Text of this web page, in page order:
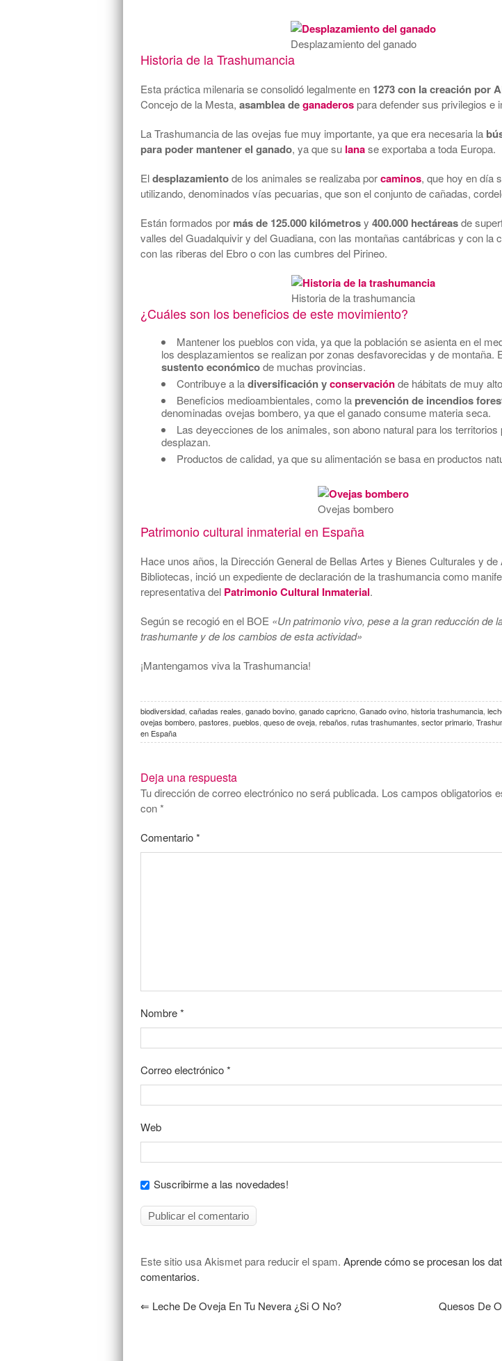
Desplazamiento del ganado
Historia de la Trashumancia
Esta práctica milenaria se consolidó legalmente en 1273 con la creación por
Concejo de la Mesta, asamblea deganaderospara defender sus privilegios e
La Trashumancia de las ovejas fue muy importante, ya que era necesaria la
para poder mantener el ganado, ya que su lanase exportaba a toda Europa.
Eldesplazamientode los animales se realizaba porcaminos, que hoy en día
utilizando, denominados vías pecuarias, que son el conjunto de cañadas,
Están formados por más de 125.000 kilómetrosy 400.000 hectáreasde
valles del Guadalquivir y del Guadiana, con las montañas cantábricas y con la
con las riberas del Ebro o con las cumbres del Pirineo.
Historia de la trashumancia
¿Cuáles son los beneficios de este movimiento?
Mantener los pueblos con vida, ya que la población se asienta en el
los desplazamientos se realizan por zonas desfavorecidas y de montaña.
sustento económicode muchas provincias.
Contribuye a ladiversificación yconservaciónde hábitats de muy
Beneficios medioambientales, como la prevención de incendios
denominadas ovejas bombero, ya que el ganado consume materia seca.
Las deyecciones de los animales, son abono natural para los territorios
desplazan.
Productos de calidad, ya que su alimentación se basa en productos
Ovejas bombero
Patrimonio cultural inmaterial en España
Hace unos años, la Dirección General de Bellas Artes y Bienes Culturales y de
Bibliotecas, inció un expediente de declaración de la trashumancia como
representativa del Patrimonio Cultural Inmaterial.
Según se recogió en el BOE «Un patrimonio vivo, pese a la gran reducción de
trashumante y de los cambios de esta actividad»
¡Mantengamos viva la Trashumancia!
biodiversidad cañadas reales ganado bovino ganado capricno Ganado ovino historia trashumancia
ovejas bombero pastores pueblos queso de oveja rebaños rutas trashumantes sector primario
en España
Deja una respuesta
Tu dirección de correo electrónico no será publicada. Los campos obligatorios
con*
Comentario*
Nombre*
Correo electrónico*
Web
Suscribirme a las novedades!
Este sitio usa Akismet para reducir el spam. Aprende cómo se procesan los
comentarios.
⇐ Leche De Oveja En Tu Nevera ¿si O No? Quesos De